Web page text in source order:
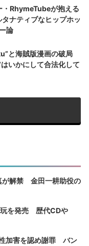
・RhymeTubeが抱える
ナティブなヒップホッ
論
と海賊版漫画の破局
いかにして合法化して
が解禁 金田一耕助役の
玩を発売 歴代CDや
加害を認め謝罪 バン